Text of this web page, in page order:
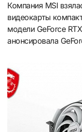
Компания MSI взялась делать современные
видеокарты
модели GeForce
анонсировала